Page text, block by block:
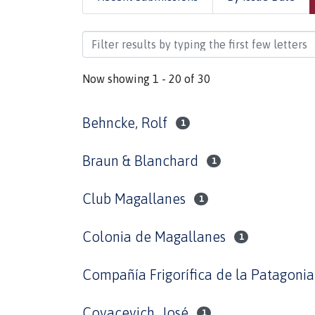
Browsing Documentos Inéditos by
Now showing 1 - 20 of 30
Behncke, Rolf 1
Braun & Blanchard 1
Club Magallanes 1
Colonia de Magallanes 1
Compañía Frigorífica de la Patagonia
1